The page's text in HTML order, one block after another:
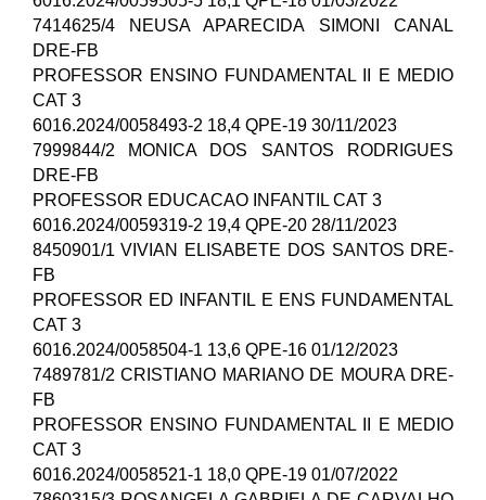
7414625/4 NEUSA APARECIDA SIMONI CANAL
DRE-FB
PROFESSOR ENSINO FUNDAMENTAL II E MEDIO
CAT 3
6016.2024/0058493-2 18,4 QPE-19 30/11/2023
7999844/2 MONICA DOS SANTOS RODRIGUES
DRE-FB
PROFESSOR EDUCACAO INFANTIL CAT 3
6016.2024/0059319-2 19,4 QPE-20 28/11/2023
8450901/1 VIVIAN ELISABETE DOS SANTOS DRE-
FB
PROFESSOR ED INFANTIL E ENS FUNDAMENTAL
CAT 3
6016.2024/0058504-1 13,6 QPE-16 01/12/2023
7489781/2 CRISTIANO MARIANO DE MOURA DRE-
FB
PROFESSOR ENSINO FUNDAMENTAL II E MEDIO
CAT 3
6016.2024/0058521-1 18,0 QPE-19 01/07/2022